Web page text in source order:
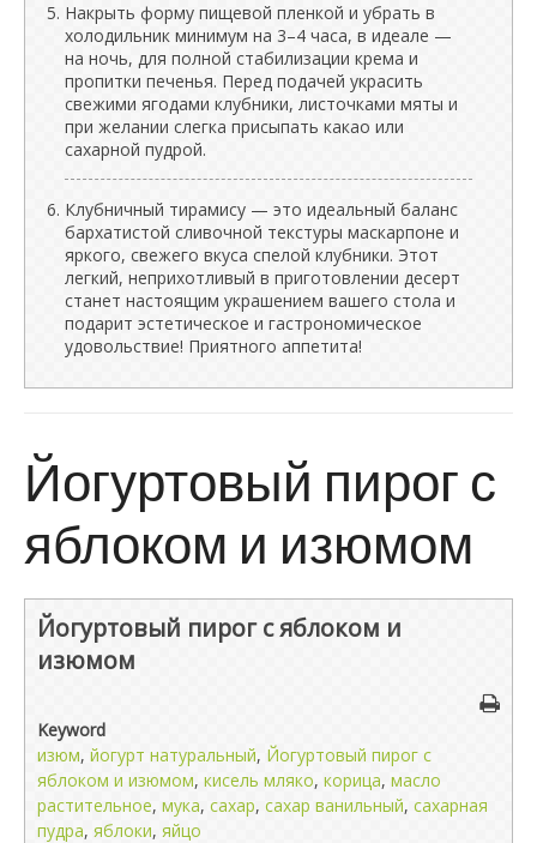
Накрыть форму пищевой пленкой и убрать в
холодильник минимум на 3–4 часа, в идеале —
на ночь, для полной стабилизации крема и
пропитки печенья. Перед подачей украсить
свежими ягодами клубники, листочками мяты и
при желании слегка присыпать какао или
сахарной пудрой.
Клубничный тирамису — это идеальный баланс
бархатистой сливочной текстуры маскарпоне и
яркого, свежего вкуса спелой клубники. Этот
легкий, неприхотливый в приготовлении десерт
станет настоящим украшением вашего стола и
подарит эстетическое и гастрономическое
удовольствие! Приятного аппетита!
Йогуртовый пирог с
яблоком и изюмом
Йогуртовый пирог с яблоком и
изюмом
Keyword
изюм, йогурт натуральный, Йогуртовый пирог с
яблоком и изюмом, кисель мляко, корица, масло
растительное, мука, сахар, сахар ванильный, сахарная
пудра, яблоки, яйцо